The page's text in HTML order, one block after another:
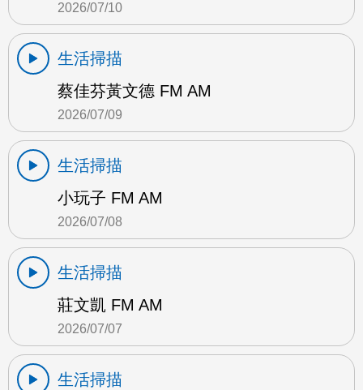
2026/07/10
生活掃描
蔡佳芬黃文德 FM AM
2026/07/09
生活掃描
小玩子 FM AM
2026/07/08
生活掃描
莊文凱 FM AM
2026/07/07
生活掃描